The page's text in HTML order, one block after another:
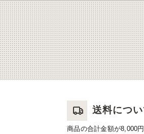
送料につ
商品の合計金額が8,000